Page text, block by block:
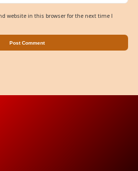
website in this browser for the next time I